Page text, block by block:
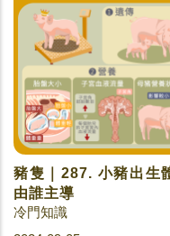
豬隻｜287. 小豬出生
由誰主導
冷門知識